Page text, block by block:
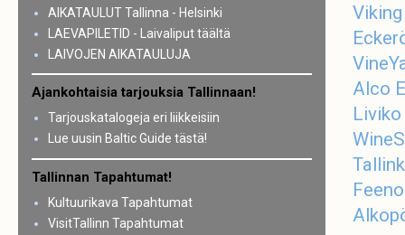
Alco
Liviko
AIKATAULUT Tallinna - Helsinki
LAEVAPILETID - Laivaliput täältä
LAIVOJEN AIKATAULUJA
Ajankohtaisia tarjouksia Tallinnaan!
Tarjouskatalogeja eri liikkeisiin
Lue uusin Baltic Guide tästä!
Tallinnan Tapahtumat!
Kultuurikava Tapahtumat
VisitTallinn Tapahtumat